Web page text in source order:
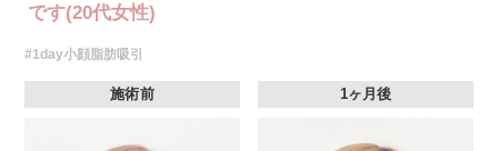
です(20代女性)
#1day小顔脂肪吸引
施術前 1ヶ月後